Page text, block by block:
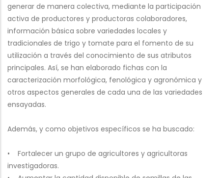
generar de manera colectiva, mediante la participación
activa de productores y productoras colaboradores,
información básica sobre variedades locales y
tradicionales de trigo y tomate para el fomento de su
utilización a través del conocimiento de sus atributos
principales. Así, se han elaborado fichas con la
caracterización morfológica, fenológica y agronómica y
otros aspectos generales de cada una de las variedades
ensayadas.
Además, y como objetivos específicos se ha buscado:
• Fortalecer un grupo de agricultores y agricultoras
investigadoras.